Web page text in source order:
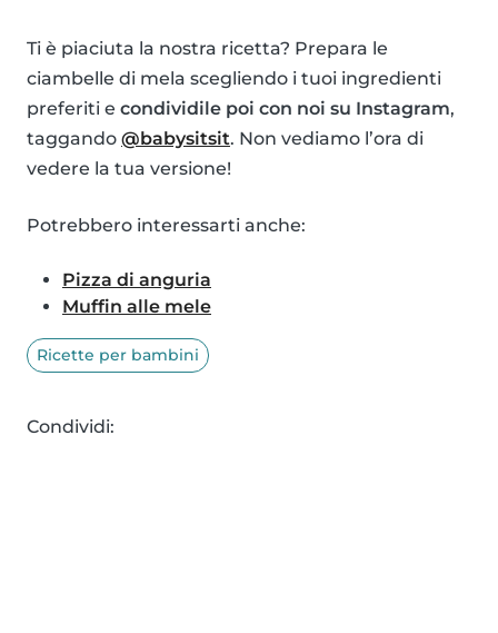
Ti è piaciuta la nostra ricetta? Prepara le
ciambelle di mela scegliendo i tuoi ingredienti
preferiti e condividile poi con noi su Instagram,
taggando @babysitsit. Non vediamo l’ora di
vedere la tua versione!
Potrebbero interessarti anche:
Pizza di anguria
Muffin alle mele
Ricette per bambini
Condividi: